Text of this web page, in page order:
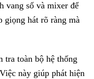
vang số và mixer để
giọng hát rõ ràng mà
tra toàn bộ hệ thống
này giúp phát hiện